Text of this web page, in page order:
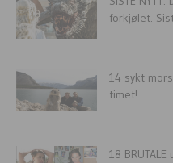
forkjølet.
14 sykt
timet!
18